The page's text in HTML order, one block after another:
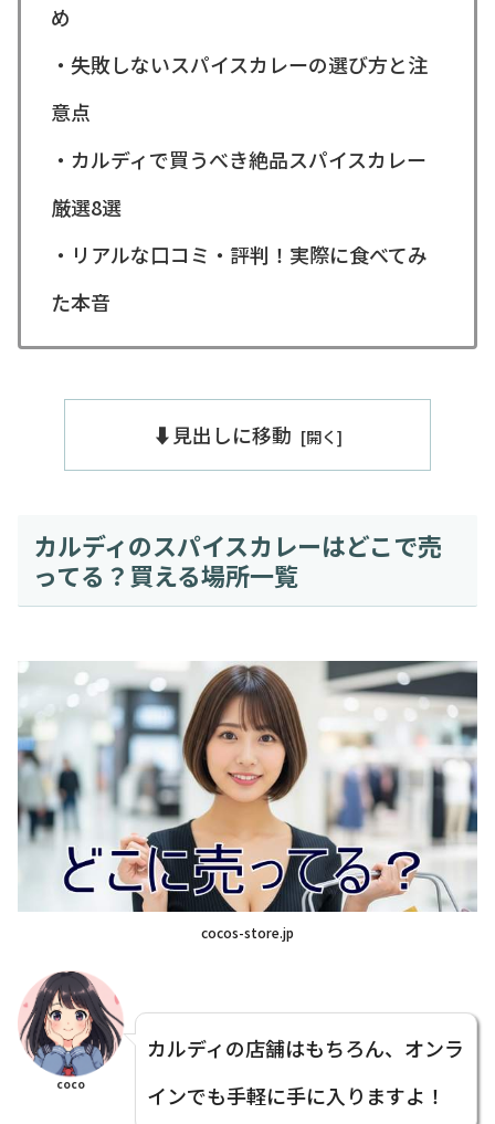
め
・失敗しないスパイスカレーの選び方と注
意点
・カルディで買うべき絶品スパイスカレー
厳選8選
・リアルな口コミ・評判！実際に食べてみ
た本音
⬇️見出しに移動
カルディのスパイスカレーはどこで売
ってる？買える場所一覧
cocos-store.jp
coco
カルディの店舗はもちろん、オンラ
インでも手軽に手に入りますよ！